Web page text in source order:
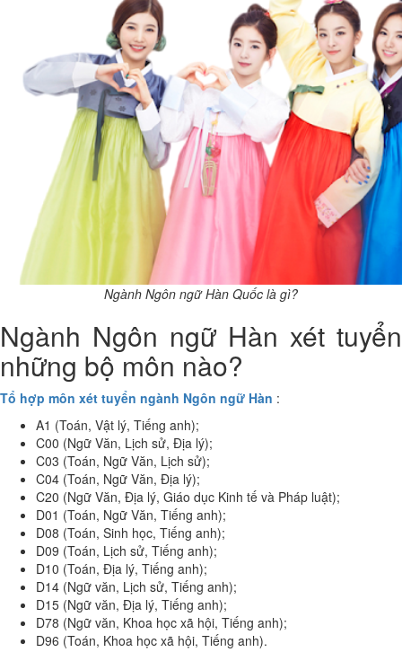
Ngành Ngôn ngữ Hàn Quốc là gì?
Ngành Ngôn ngữ Hàn xét tuyển
những bộ môn nào?
Tổ hợp môn xét tuyển ngành Ngôn ngữ Hàn :
A1 (Toán, Vật lý, Tiếng anh);
C00 (Ngữ Văn, Lịch sử, Địa lý);
C03 (Toán, Ngữ Văn, Lịch sử);
C04 (Toán, Ngữ Văn, Địa lý);
C20 (Ngữ Văn, Địa lý, Giáo dục Kinh tế và Pháp luật);
D01 (Toán, Ngữ Văn, Tiếng anh);
D08 (Toán, Sinh học, Tiếng anh);
D09 (Toán, Lịch sử, Tiếng anh);
D10 (Toán, Địa lý, Tiếng anh);
D14 (Ngữ văn, Lịch sử, Tiếng anh);
D15 (Ngữ văn, Địa lý, Tiếng anh);
D78 (Ngữ văn, Khoa học xã hội, Tiếng anh);
D96 (Toán, Khoa học xã hội, Tiếng anh).